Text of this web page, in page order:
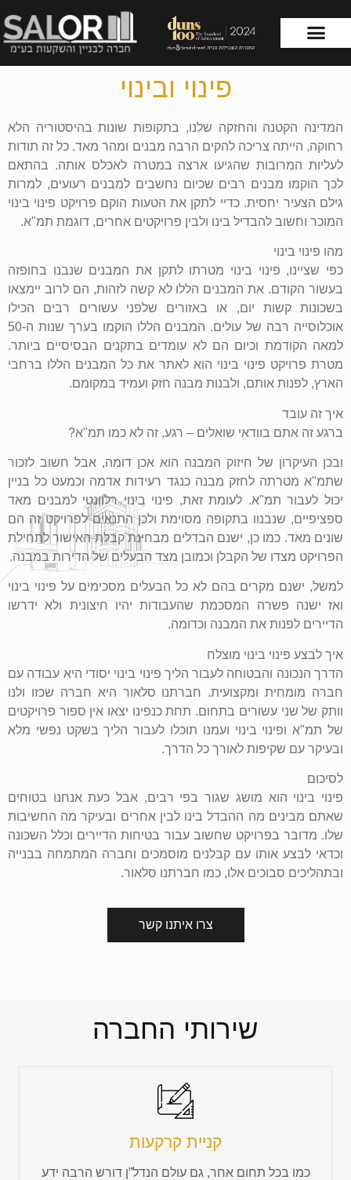
פינוי ובינוי
המדינה הקטנה והחזקה שלנו, בתקופות שונות בהיסטוריה הלא
רחוקה, הייתה צריכה להקים הרבה מבנים ומהר מאד. כל זה תודות
לעליות המרובות שהגיעו ארצה במטרה לאכלס אותה. בהתאם
לכך הוקמו מבנים רבים שכיום נחשבים למבנים רעועים, למרות
גילם הצעיר יחסית. כדיי לתקן את הטעות הוקם פרויקט פינוי בינוי
המוכר וחשוב להבדיל בינו ולבין פרויקטים אחרים, דוגמת תמ"א.
מהו פינוי בינוי
כפי שציינו, פינוי בינוי מטרתו לתקן את המבנים שנבנו בחופזה
בעשור הקודם. את המבנים הללו לא קשה לזהות, הם לרוב יימצאו
בשכונות קשות יום, או באזורים שלפני עשורים רבים הכילו
אוכלוסייה רבה של עולים. המבנים הללו הוקמו בערך שנות ה-50
למאה הקודמת וכיום הם לא עומדים בתקנים הבסיסיים ביותר.
מטרת פרויקט פינוי בינוי הוא לאתר את כל המבנים הללו ברחבי
הארץ, לפנות אותם, ולבנות מבנה חזק ועמיד במקומם.
איך זה עובד
ברגע זה אתם בוודאי שואלים – רגע, זה לא כמו תמ"א?
ובכן העיקרון של חיזוק המבנה הוא אכן דומה, אבל חשוב לזכור
שתמ"א מטרתה לחזק מבנה כנגד רעידות אדמה וכמעט כל בניין
יכול לעבור תמ"א. לעומת זאת, פינוי בינוי רלוונטי למבנים מאד
ספציפיים, שנבנוו בתקופה מסוימת ולכן התנאים לפרויקט זה הם
שונים מאד. כמו כן, ישנם הבדלים מבחינת קבלת האישור לתחילת
הפרויקט מצדו של הקבלן וכמובן מצד הבעלים של הדירות במבנה.
למשל, ישנם מקרים בהם לא כל הבעלים מסכימים על פינוי בינוי
ואז ישנה פשרה המסכמת שהעבודות יהיו חיצונית ולא ידרשו
הדיירים לפנות את המבנה וכדומה.
איך לבצע פינוי בינוי מוצלח
הדרך הנכונה והבטוחה לעבור הליך פינוי בינוי יסודי היא עבודה עם
חברה מומחית ומקצועית. חברתנו סלאור היא חברה שכזו ולנו
וותק של שני עשורים בתחום. תחת כנפינו יצאו אין ספור פרויקטים
של תמ"א ופינוי בינוי ועמנו תוכלו לעבור הליך בשקט נפשי מלא
ובעיקר עם שקיפות לאורך כל הדרך.
לסיכום
פינוי בינוי הוא מושג שגור בפי רבים, אבל כעת אנחנו בטוחים
שאתם מבינים מה ההבדל בינו לבין אחרים ובעיקר מה החשיבות
שלו. מדובר בפרויקט שחשוב עבור בטיחות הדיירים וכלל השכונה
וכדאי לבצע אותו עם קבלנים מוסמכים וחברה המתמחה בבנייה
ובתהליכים סבוכים אלו, כמו חברתנו סלאור.
צרו איתנו קשר
שירותי החברה
קניית קרקעות
כמו בכל תחום אחר, גם עולם הנדל”ן דורש הרבה ידע